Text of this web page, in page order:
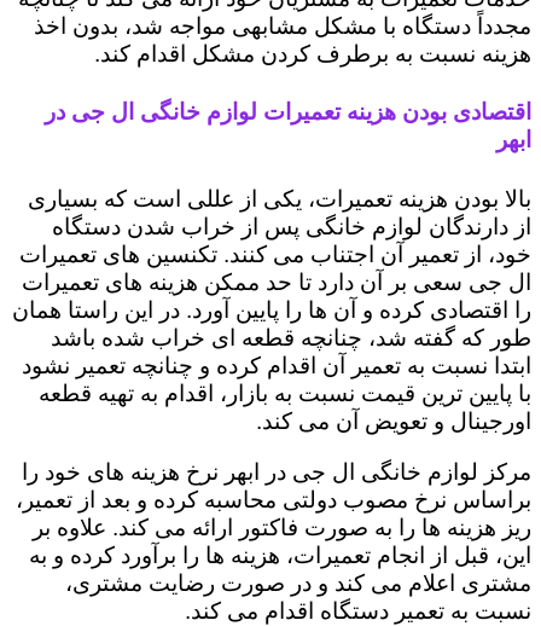
مجدداً دستگاه با مشکل مشابهی مواجه شد، بدون اخذ
هزینه نسبت به برطرف کردن مشکل اقدام کند.
اقتصادی بودن هزینه تعمیرات لوازم خانگی ال جی در
ابهر
بالا بودن هزینه تعمیرات، یکی از عللی است که بسیاری
از دارندگان لوازم خانگی پس از خراب شدن دستگاه
خود، از تعمیر آن اجتناب می کنند. تکنسین های تعمیرات
ال جی سعی بر آن دارد تا حد ممکن هزینه های تعمیرات
را اقتصادی کرده و آن ها را پایین آورد. در این راستا همان
طور که گفته شد، چنانچه قطعه ای خراب شده باشد
ابتدا نسبت به تعمیر آن اقدام کرده و چنانچه تعمیر نشود
با پایین ترین قیمت نسبت به بازار، اقدام به تهیه قطعه
اورجینال و تعویض آن می کند.
مرکز لوازم خانگی ال جی در ابهر نرخ هزینه های خود را
براساس نرخ مصوب دولتی محاسبه کرده و بعد از تعمیر،
ریز هزینه ها را به صورت فاکتور ارائه می کند. علاوه بر
این، قبل از انجام تعمیرات، هزینه ها را برآورد کرده و به
مشتری اعلام می کند و در صورت رضایت مشتری،
نسبت به تعمیر دستگاه اقدام می کند.